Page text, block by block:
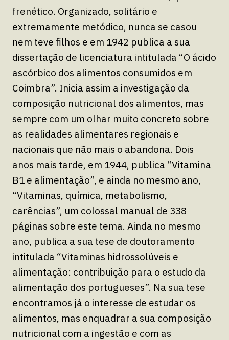
frenético. Organizado, solitário e
extremamente metódico, nunca se casou
nem teve filhos e em 1942 publica a sua
dissertação de licenciatura intitulada “O ácido
ascórbico dos alimentos consumidos em
Coimbra”. Inicia assim a investigação da
composição nutricional dos alimentos, mas
sempre com um olhar muito concreto sobre
as realidades alimentares regionais e
nacionais que não mais o abandona. Dois
anos mais tarde, em 1944, publica “Vitamina
B1 e alimentação”, e ainda no mesmo ano,
“Vitaminas, química, metabolismo,
carências”, um colossal manual de 338
páginas sobre este tema. Ainda no mesmo
ano, publica a sua tese de doutoramento
intitulada “Vitaminas hidrossolúveis e
alimentação: contribuição para o estudo da
alimentação dos portugueses”. Na sua tese
encontramos já o interesse de estudar os
alimentos, mas enquadrar a sua composição
nutricional com a ingestão e com as